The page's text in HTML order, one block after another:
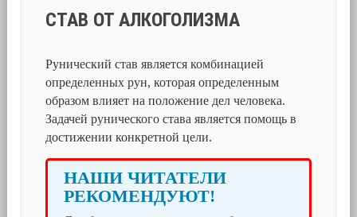
СТАВ ОТ АЛКОГОЛИЗМА
Рунический став является комбинацией
определенных рун, которая определенным
образом влияет на положение дел человека.
Задачей рунического става является помощь в
достижении конкретной цели.
НАШИ ЧИТАТЕЛИ
РЕКОМЕНДУЮТ!